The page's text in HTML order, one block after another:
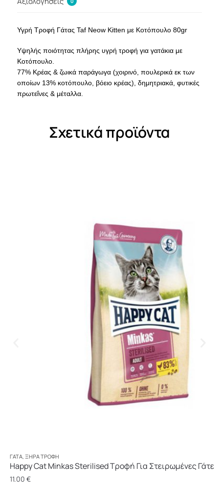
Υγρή Τροφή Γάτας Taf Neow Kitten με Κοτόπουλο 80gr
Υψηλής ποιότητας πλήρης υγρή τροφή για γατάκια με
Κοτόπουλο.
77% Κρέας & ζωικά παράγωγα (χοιρινό, πουλερικά εκ των
οποίων 13% κοτόπουλο, βόειο κρέας), δημητριακά, φυτικές
πρωτεΐνες & μέταλλα.
Σχετικά προϊόντα
ΓΆΤΑ, ΞΗΡΆ ΤΡΟΦΉ
Happy Cat Minkas Sterilised Τροφή Για Στειρωμένες Γάτες
11.00 €